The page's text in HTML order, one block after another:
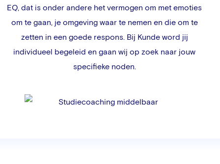
EQ, dat is onder andere het vermogen om met emoties
om te gaan, je omgeving waar te nemen en die om te
zetten in een goede respons. Bij Kunde word jij
individueel begeleid en gaan wij op zoek naar jouw
specifieke noden.